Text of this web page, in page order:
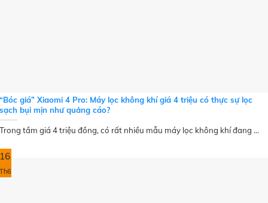
“Bóc giá” Xiaomi 4 Pro: Máy lọc không khí giá 4 triệu có thực sự lọc
sạch bụi mịn như quảng cáo?
Trong tầm giá 4 triệu đồng, có rất nhiều mẫu máy lọc không khí đang ...
16
Th6